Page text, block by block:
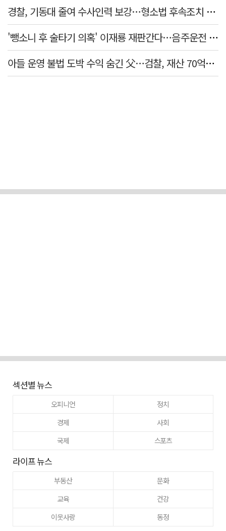
경찰, 기동대 줄여 수사인력 보강…형소법 후속조치 본격화
'뺑소니 후 술타기 의혹' 이재룡 재판간다…음주운전 혐의 제외
아들 운영 불법 도박 수익 숨긴 父…검찰, 재산 70억원 몰수
섹션별 뉴스
오피니언
정치
경제
사회
국제
스포츠
라이프 뉴스
부동산
문화
교육
건강
이웃사랑
동정